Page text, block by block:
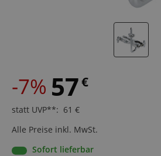
-7% 57€
statt UVP**: 61 €
Alle Preise inkl. MwSt.
Sofort lieferbar